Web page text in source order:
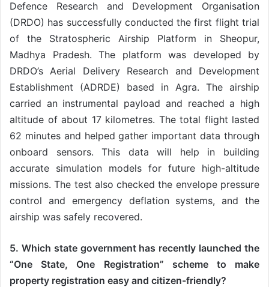
Defence Research and Development Organisation
(DRDO) has successfully conducted the first flight trial
of the Stratospheric Airship Platform in Sheopur,
Madhya Pradesh. The platform was developed by
DRDO’s Aerial Delivery Research and Development
Establishment (ADRDE) based in Agra. The airship
carried an instrumental payload and reached a high
altitude of about 17 kilometres. The total flight lasted
62 minutes and helped gather important data through
onboard sensors. This data will help in building
accurate simulation models for future high-altitude
missions. The test also checked the envelope pressure
control and emergency deflation systems, and the
airship was safely recovered.
5. Which state government has recently launched the
“One State, One Registration” scheme to make
property registration easy and citizen-friendly?